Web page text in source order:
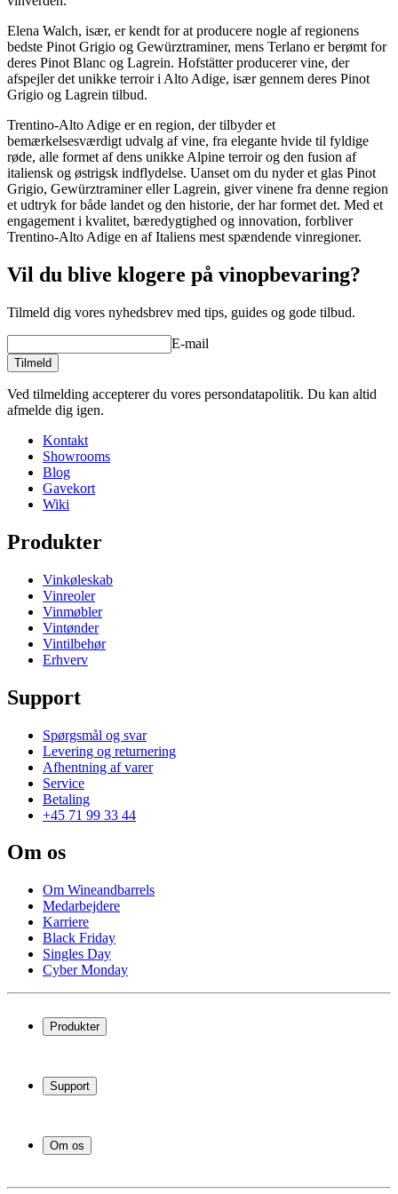
Elena Walch, især, er kendt for at producere nogle af regionens
bedste Pinot Grigio og Gewürztraminer, mens Terlano er berømt for
deres Pinot Blanc og Lagrein. Hofstätter producerer vine, der
afspejler det unikke terroir i Alto Adige, især gennem deres Pinot
Grigio og Lagrein tilbud.
Trentino-Alto Adige er en region, der tilbyder et
bemærkelsesværdigt udvalg af vine, fra elegante hvide til fyldige
røde, alle formet af dens unikke Alpine terroir og den fusion af
italiensk og østrigsk indflydelse. Uanset om du nyder et glas Pinot
Grigio, Gewürztraminer eller Lagrein, giver vinene fra denne region
et udtryk for både landet og den historie, der har formet det. Med et
engagement i kvalitet, bæredygtighed og innovation, forbliver
Trentino-Alto Adige en af Italiens mest spændende vinregioner.
Vil du blive klogere på vinopbevaring?
Tilmeld dig vores nyhedsbrev med tips, guides og gode tilbud.
E-mail
Tilmeld
Ved tilmelding accepterer du vores persondatapolitik. Du kan altid
afmelde dig igen.
Kontakt
Showrooms
Blog
Gavekort
Wiki
Produkter
Vinkøleskab
Vinreoler
Vinmøbler
Vintønder
Vintilbehør
Erhverv
Support
Spørgsmål og svar
Levering og returnering
Afhentning af varer
Service
Betaling
+45 71 99 33 44
Om os
Om Wineandbarrels
Medarbejdere
Karriere
Black Friday
Singles Day
Cyber Monday
Produkter
Vinreoler
Vinmøbler
Erhverv
Support
Levering og returnering
Afhentning af varer
Betaling
Om os